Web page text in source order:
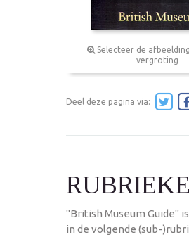
Selecteer de
vergroting
Deel deze pagina via:
"British Museum Guide"
in de volgende (sub-